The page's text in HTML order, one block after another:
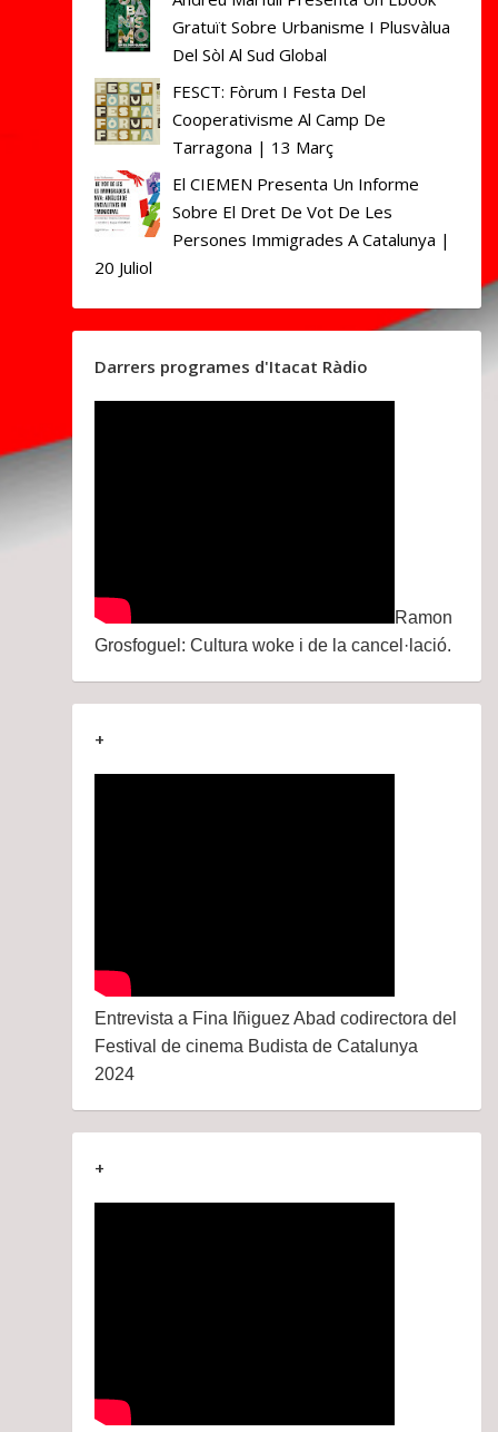
Gratuït Sobre Urbanisme I Plusvàlua
Del Sòl Al Sud Global
FESCT: Fòrum I Festa Del
Cooperativisme Al Camp De
Tarragona | 13 Març
El CIEMEN Presenta Un Informe
Sobre El Dret De Vot De Les
Persones Immigrades A Catalunya |
20 Juliol
Darrers programes d'Itacat Ràdio
Ramon
Grosfoguel: Cultura woke i de la cancel·lació.
+
Entrevista a Fina Iñiguez Abad codirectora del
Festival de cinema Budista de Catalunya
2024
+